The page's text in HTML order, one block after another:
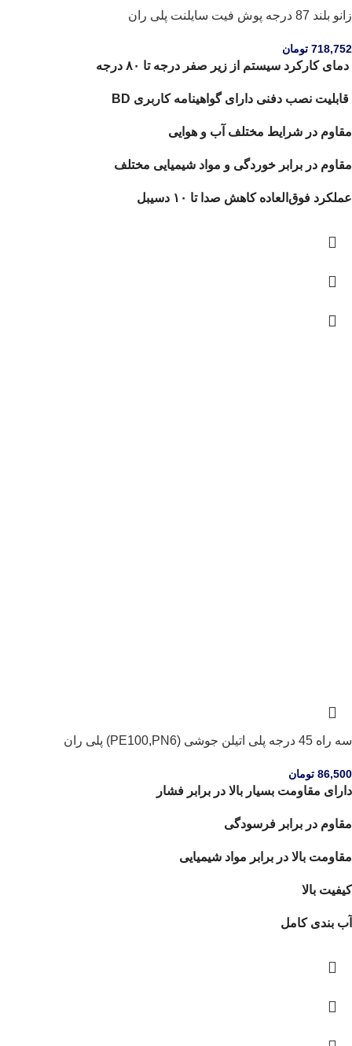
زانو بلند 87 درجه پوش فیت سایلنت پلی ران
718,752 تومان
دمای کارکرد سیستم از زیر صفر درجه تا ۸۰ درجه
قابلیت نصب دفنی دارای گواهینامه کاربری BD
مقاوم در شرایط مختلف آب و هوایی
مقاوم در برابر خوردگی و مواد شیمیایی مختلف
عملکرد فوق‌العاده کاهش صدا تا ۱۰ دسیبل
سه راه 45 درجه پلی اتیلن جوشی (PE100,PN6) پلی ران
86,500 تومان
دارای مقاومت بسیار بالا در برابر فشار
مقاوم در برابر فرسودگی
مقاومت بالا در برابر مواد شیمیایی
کیفیت بالا
آب بندی کامل